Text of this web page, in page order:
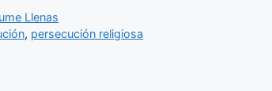
Llenas
, persecución religiosa